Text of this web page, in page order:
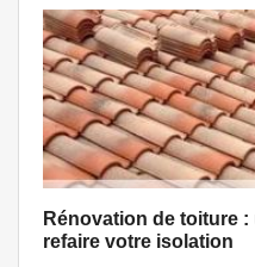
Rénovation de toiture
refaire votre isolation